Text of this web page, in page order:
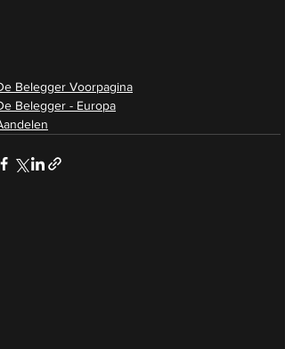
Belegger Voorpagina
Belegger - Europa